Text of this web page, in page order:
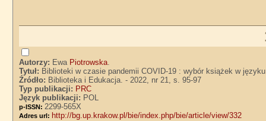
Autorzy: Ewa Piotrowska.
Tytuł: Biblioteki w czasie pandemii COVID-19 : wybór książek w
Źródło: Biblioteka i Edukacja. - 2022, nr 21, s. 95-97
Typ publikacji: PRC
Język publikacji: POL
p-ISSN: 2299-565X
Adres url: http://bg.up.krakow.pl/bie/index.php/bie/article/view/332